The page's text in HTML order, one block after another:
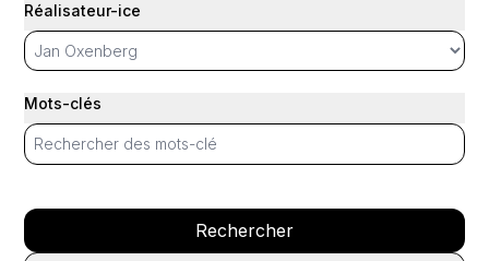
Réalisateur-ice
Mots-clés
Rechercher